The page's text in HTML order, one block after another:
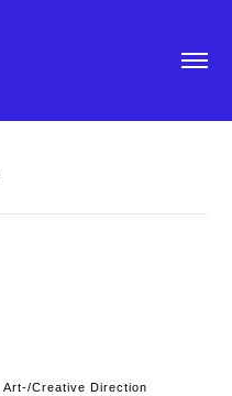
Art-/Creative Direction